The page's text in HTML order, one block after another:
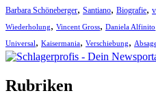
Barbara Schöneberger, Santiano, Biografie,
Wiederholung, Vincent Gross, Daniela Alfinito
Universal, Kaisermania, Verschiebung,
Rubriken